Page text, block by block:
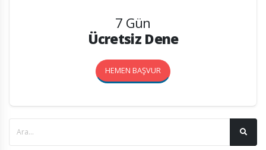
7 Gün
Ücretsiz Dene
HEMEN BAŞVUR